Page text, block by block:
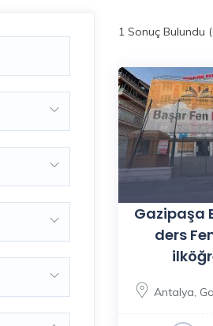
1 Sonuç Bulundu
Gazipaşa
ders
Antalya,